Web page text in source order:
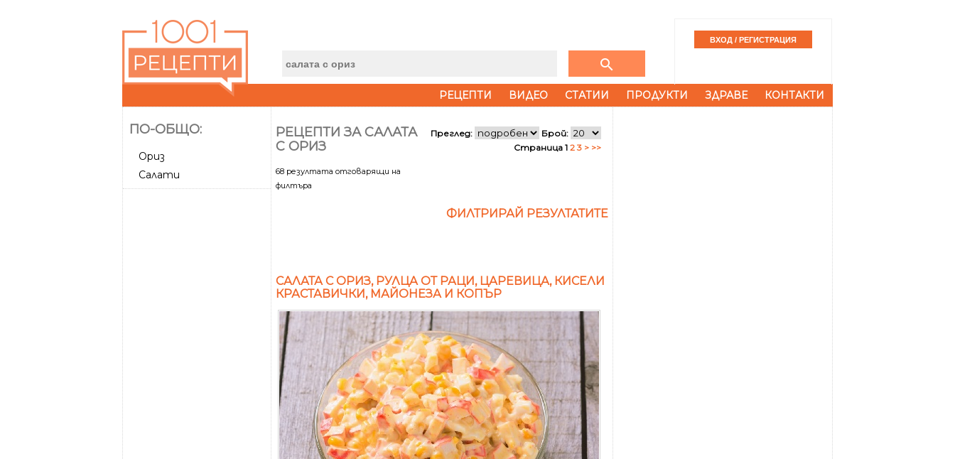
search
РЕЦЕПТИ ВИДЕО СТАТИИ ПРОДУКТИ ЗДРАВЕ КОНТАКТИ
ПО-ОБЩО:
Ориз
Салати
РЕЦЕПТИ ЗА САЛАТА
С ОРИЗ
68 резултата отговарящи на
филтъра
Преглед:
Брой:
Страница 1 2 3 > >>
ФИЛТРИРАЙ РЕЗУЛТАТИТЕ
САЛАТА С ОРИЗ, РУЛЦА ОТ РАЦИ, ЦАРЕВИЦА, КИСЕЛИ
КРАСТАВИЧКИ, МАЙОНЕЗА И КОПЪР